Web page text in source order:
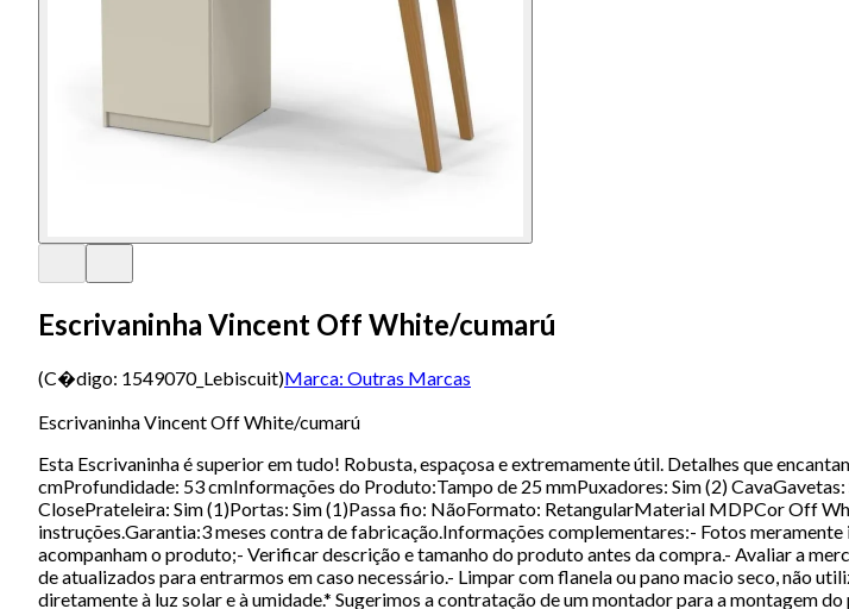
Escrivaninha Vincent Off White/cumarú
(C�digo: 1549070_Lebiscuit)Marca: Outras Marcas
Escrivaninha Vincent Off White/cumarú
Esta Escrivaninha é superior em tudo! Robusta, espaçosa e extremamente útil. Detalhes que
cmProfundidade: 53 cmInformações do Produto:Tampo de 25 mmPuxadores: Sim (2)
ClosePrateleira: Sim (1)Portas: Sim (1)Passa fio: NãoFormato: RetangularMaterial MDPCor Off
instruções.Garantia:3 meses contra de fabricação.Informações complementares:- Fotos
acompanham o produto;- Verificar descrição e tamanho do produto antes da compra.- Avaliar a
de atualizados para entrarmos em caso necessário.- Limpar com flanela ou pano macio seco, não
diretamente à luz solar e à umidade.* Sugerimos a contratação de um montador para a montagem